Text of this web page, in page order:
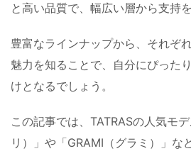
と高い品質で、幅広い層から支持
豊富なラインナップから、それぞ
魅力を知ることで、自分にぴった
けとなるでしょう。
この記事では、TATRASの人気モ
リ）」や「GRAMI（グラミ）」な